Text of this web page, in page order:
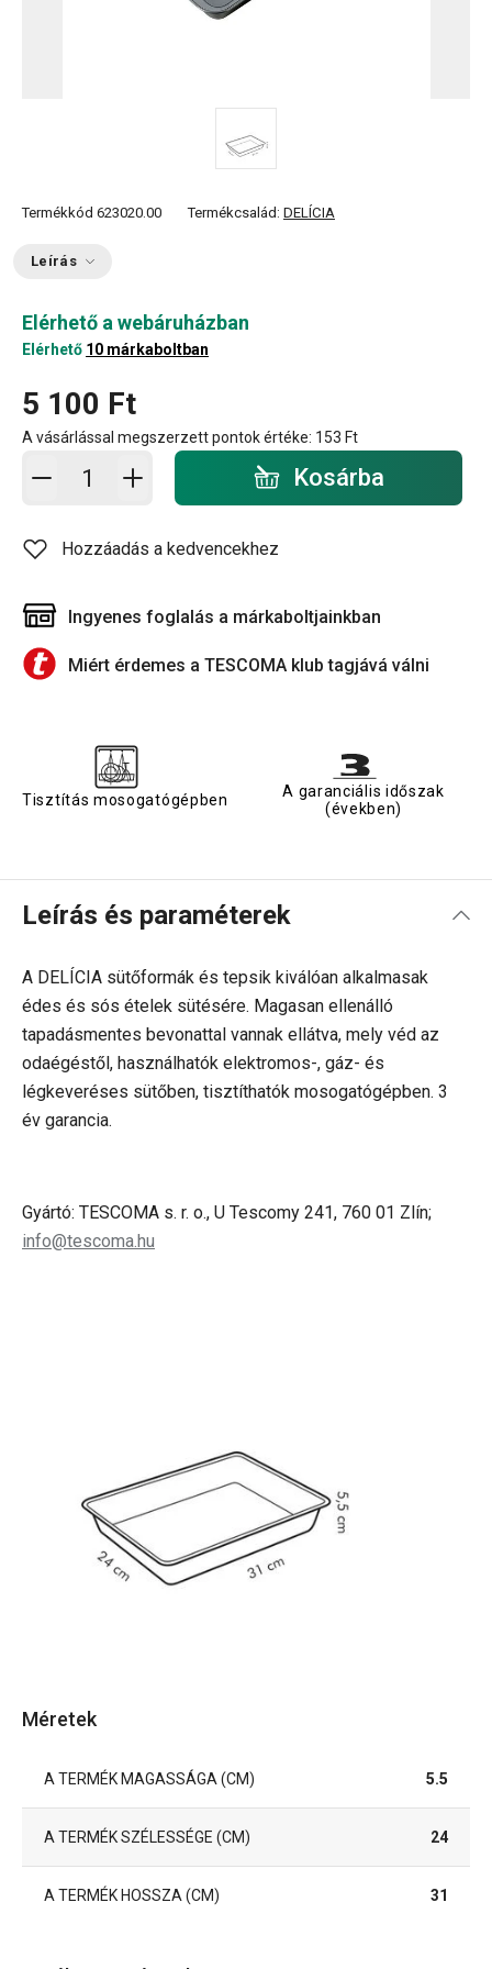
Termékkód 623020.00 Termékcsalád: DELÍCIA
Leírás
Elérhető a webáruházban
Elérhető 10 márkaboltban
5 100 Ft
A vásárlással megszerzett pontok értéke: 153 Ft
Kosárba - mennyiség Kosárba
Hozzáadás a kedvencekhez
Ingyenes foglalás a márkaboltjainkban
Miért érdemes a TESCOMA klub tagjává válni
Tisztítás mosogatógépben
A garanciális időszak
(években)
Leírás és paraméterek
A DELÍCIA sütőformák és tepsik kiválóan alkalmasak
édes és sós ételek sütésére. Magasan ellenálló
tapadásmentes bevonattal vannak ellátva, mely véd az
odaégéstől, használhatók elektromos-, gáz- és
légkeveréses sütőben, tisztíthatók mosogatógépben. 3
év garancia.
Gyártó: TESCOMA s. r. o., U Tescomy 241, 760 01 Zlín;
info@tescoma.hu
Méretek
A TERMÉK MAGASSÁGA (CM) 5.5
A TERMÉK SZÉLESSÉGE (CM) 24
A TERMÉK HOSSZA (CM) 31